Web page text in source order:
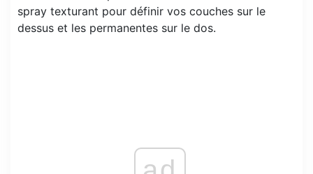
spray texturant pour définir vos couches sur le
dessus et les permanentes sur le dos.